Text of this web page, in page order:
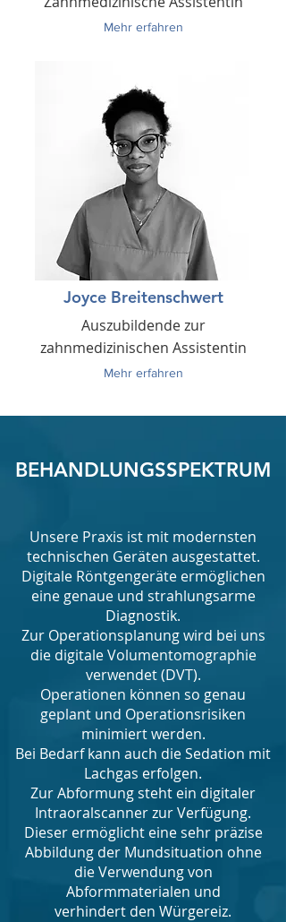
Mehr erfahren
Joyce Breitenschwert
Auszubildende zur
zahnmedizinischen Assistentin
Mehr erfahren
BEHANDLUNGSSPEKTRUM
Unsere Praxis ist mit modernsten
technischen Geräten ausgestattet.
Digitale Röntgengeräte ermöglichen
eine genaue und strahlungsarme
Diagnostik.
Zur Operationsplanung wird bei uns
die digitale Volumentomographie
verwendet (DVT).
Operationen können so genau
geplant und Operationsrisiken
minimiert werden.
Bei Bedarf kann auch die Sedation mit
Lachgas erfolgen.
Zur Abformung steht ein digitaler
Intraoralscanner zur Verfügung.
Dieser ermöglicht eine sehr präzise
Abbildung der Mundsituation ohne
die Verwendung von
Abformmaterialen und
verhindert den Würgereiz.